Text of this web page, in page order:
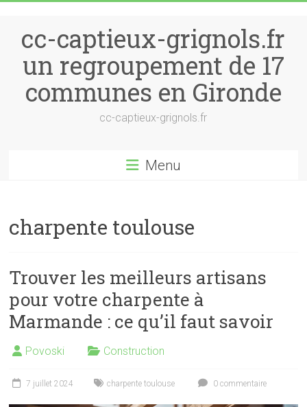
cc-captieux-grignols.fr
un regroupement de 17
communes en Gironde
cc-captieux-grignols.fr
Menu
charpente toulouse
Trouver les meilleurs artisans
pour votre charpente à
Marmande : ce qu’il faut savoir
Povoski Construction
7 juillet 2024 charpente toulouse 0 commentaire